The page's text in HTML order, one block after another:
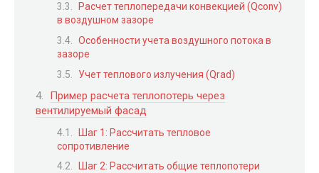
Расчет теплопередачи конвекцией (Qconv)
в воздушном зазоре
Особенности учета воздушного потока в
зазоре
Учет теплового излучения (Qrad)
Пример расчета теплопотерь через
вентилируемый фасад
Шаг 1: Рассчитать тепловое
сопротивление
Шаг 2: Рассчитать общие теплопотери